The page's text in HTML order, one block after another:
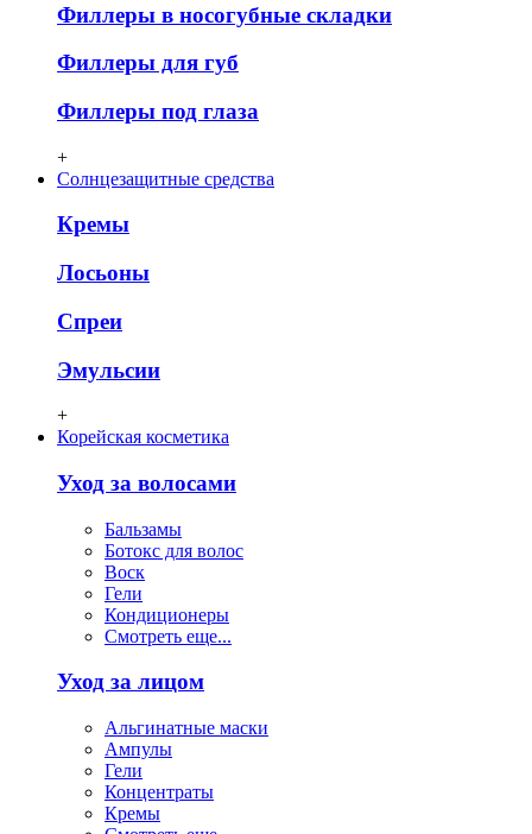
Филлеры в носогубные складки
Филлеры для губ
Филлеры под глаза
+
Солнцезащитные средства
Кремы
Лосьоны
Спреи
Эмульсии
+
Корейская косметика
Уход за волосами
Бальзамы
Ботокс для волос
Воск
Гели
Кондиционеры
Смотреть еще...
Уход за лицом
Альгинатные маски
Ампулы
Гели
Концентраты
Кремы